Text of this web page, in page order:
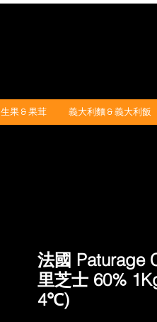
生果 & 果茸 義大利麵 & 義大利飯
法國 Paturage
里芝士 60%
4℃)